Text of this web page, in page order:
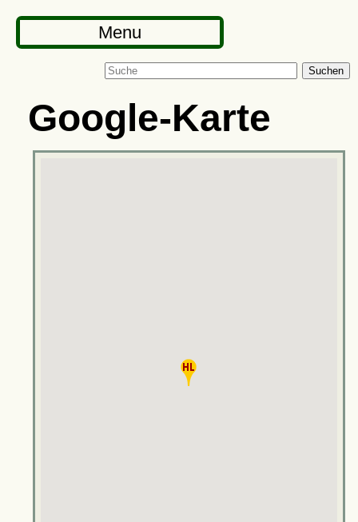
Menu
Suchen
Google-Karte